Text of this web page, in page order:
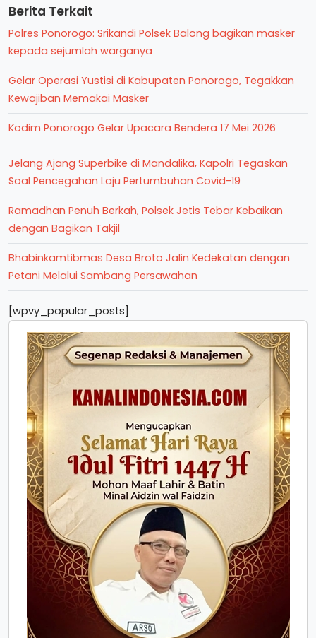
Berita Terkait
Polres Ponorogo: Srikandi Polsek Balong bagikan masker
kepada sejumlah warganya
Gelar Operasi Yustisi di Kabupaten Ponorogo, Tegakkan
Kewajiban Memakai Masker
Kodim Ponorogo Gelar Upacara Bendera 17 Mei 2026
Jelang Ajang Superbike di Mandalika, Kapolri Tegaskan
Soal Pencegahan Laju Pertumbuhan Covid-19
Ramadhan Penuh Berkah, Polsek Jetis Tebar Kebaikan
dengan Bagikan Takjil
Bhabinkamtibmas Desa Broto Jalin Kedekatan dengan
Petani Melalui Sambang Persawahan
[wpvy_popular_posts]